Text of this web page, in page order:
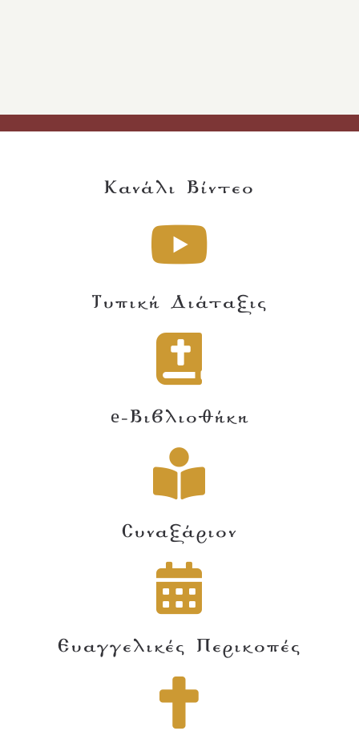
Κανάλι Βίντεο
Τυπική Διάταξις
e-Βιβλιοθήκη
Συναξάριον
Ευαγγελικές Περικοπές